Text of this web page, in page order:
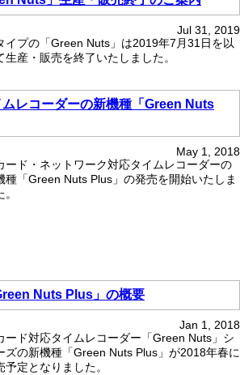
Jul 31, 2019
イプの「Green Nuts」は2019年7月31日を以
生産・販売を終了いたしました。
ムレコーダーの新機種「Green Nuts
May 1, 2018
ード・ネットワーク対応タイムレコーダーの
種「Green Nuts Plus」の発売を開始いたしま
。
Nuts Plus」の概要
Jan 1, 2018
ード対応タイムレコーダー「Green Nuts」シ
ズの新機種「Green Nuts Plus」が2018年春に
予定となりました。